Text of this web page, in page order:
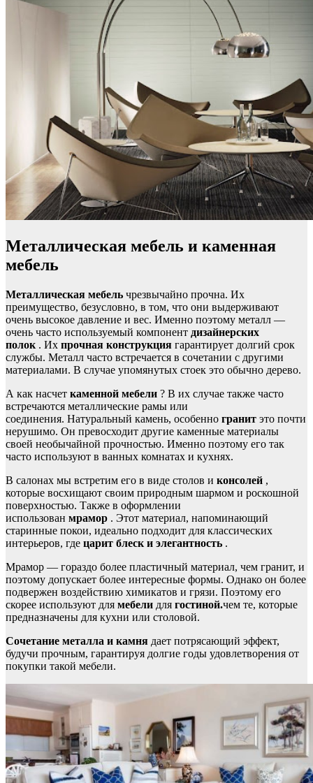
Металлическая мебель и каменная
мебель
Металлическая мебель чрезвычайно прочна. Их
преимущество, безусловно, в том, что они выдерживают
очень высокое давление и вес. Именно поэтому металл —
очень часто используемый компонент дизайнерских
полок . Их прочная конструкция гарантирует долгий срок
службы. Металл часто встречается в сочетании с другими
материалами. В случае упомянутых стоек это обычно дерево.
А как насчет каменной мебели ? В их случае также часто
встречаются металлические рамы или
соединения. Натуральный камень, особенно гранит это почти
нерушимо. Он превосходит другие каменные материалы
своей необычайной прочностью. Именно поэтому его так
часто используют в ванных комнатах и ​​кухнях.
В салонах мы встретим его в виде столов и консолей ,
которые восхищают своим природным шармом и роскошной
поверхностью. Также в оформлении
использован мрамор . Этот материал, напоминающий
старинные покои, идеально подходит для классических
интерьеров, где царит блеск и элегантность .
Мрамор — гораздо более пластичный материал, чем гранит, и
поэтому допускает более интересные формы. Однако он более
подвержен воздействию химикатов и грязи. Поэтому его
скорее используют для мебели для гостиной.чем те, которые
предназначены для кухни или столовой.
Сочетание металла и камня дает потрясающий эффект,
будучи прочным, гарантируя долгие годы удовлетворения от
покупки такой мебели.